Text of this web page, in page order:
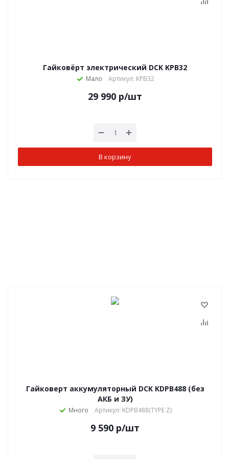
Гайковёрт электрический DCK KPB32
Мало Артикул: KPB32
29 990 р/шт
В корзину
Гайковерт аккумуляторный DCK KDPB488 (без
АКБ и ЗУ)
Много Артикул: KDPB488(TYPE Z)
9 590 р/шт